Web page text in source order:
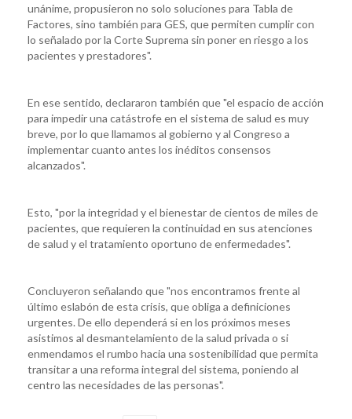
unánime, propusieron no solo soluciones para Tabla de
Factores, sino también para GES, que permiten cumplir con
lo señalado por la Corte Suprema sin poner en riesgo a los
pacientes y prestadores".
En ese sentido, declararon también que "el espacio de acción
para impedir una catástrofe en el sistema de salud es muy
breve, por lo que llamamos al gobierno y al Congreso a
implementar cuanto antes los inéditos consensos
alcanzados".
Esto, "por la integridad y el bienestar de cientos de miles de
pacientes, que requieren la continuidad en sus atenciones
de salud y el tratamiento oportuno de enfermedades".
Concluyeron señalando que "nos encontramos frente al
último eslabón de esta crisis, que obliga a definiciones
urgentes. De ello dependerá si en los próximos meses
asistimos al desmantelamiento de la salud privada o si
enmendamos el rumbo hacia una sostenibilidad que permita
transitar a una reforma integral del sistema, poniendo al
centro las necesidades de las personas".